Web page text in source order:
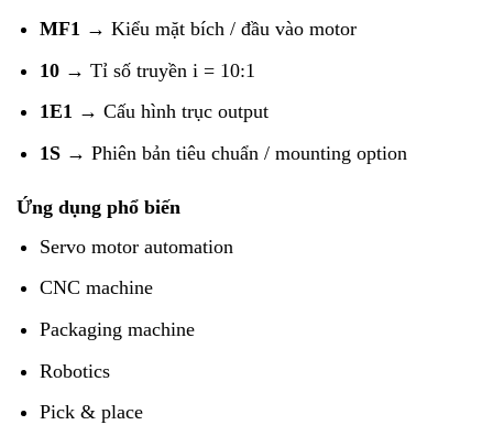
MF1 → Kiểu mặt bích / đầu vào motor
10→ Tỉ số truyền i = 10:1
1E1 → Cấu hình trục output
1S→ Phiên bản tiêu chuẩn / mounting option
Ứng dụng phổ biến
Servo motor automation
CNC machine
Packaging machine
Robotics
Pick & place